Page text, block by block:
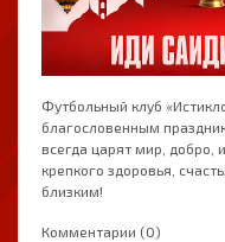
Футбольный клуб
благословенным
всегда царят мир,
крепкого здоровья,
близким!
Комментарии (0)